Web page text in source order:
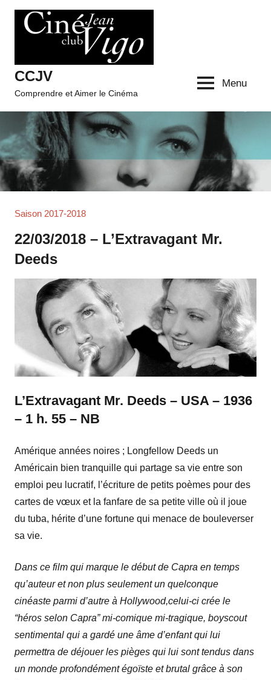
Aller
CCJV
Comprendre et Aimer le Cinéma
Menu
Saison 2017-2018
22/03/2018 – L’Extravagant Mr.
Deeds
L’Extravagant Mr. Deeds – USA – 1936
– 1 h. 55 – NB
Amérique années noires ; Longfellow Deeds un
Américain bien tranquille qui partage sa vie entre son
emploi peu lucratif, l’écriture de petits poèmes pour des
cartes de vœux et la fanfare de sa petite ville où il joue
du tuba, hérite d’une fortune qui menace de bouleverser
sa vie.
Dans ce film qui marque le début de Capra en temps
qu’auteur et non plus seulement un quelconque
cinéaste parmi d’autre à Hollywood,celui-ci crée le
“héros selon Capra” mi-comique mi-tragique, boyscout
sentimental qui a gardé une âme d’enfant qui lui
permettra de déjouer les pièges qui lui sont tendus dans
un monde profondément égoïste et brutal grâce à son